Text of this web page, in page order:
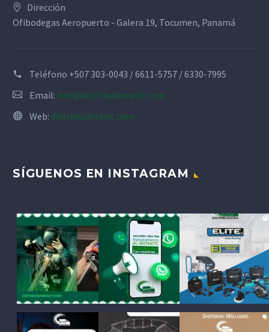
Dirección
Ofibodegas Aeropuerto - Galera 19, Tocumen, Panamá
Teléfono +507 303-0043 / 6611-5757 / 6330-7995
Email: dvit@distribuidoravit.com
Web: distribuidoravit.com
SÍGUENOS EN INSTAGRAM